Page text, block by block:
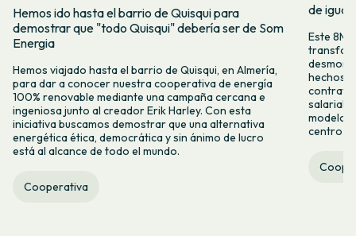
Hemos ido hasta el barrio de Quisqui para
demostrar que "todo Quisqui" debería ser de Som
Energia
Hemos viajado hasta el barrio de Quisqui, en Almería,
para dar a conocer nuestra cooperativa de energía
100% renovable mediante una campaña cercana e
ingeniosa junto al creador Erik Harley. Con esta
iniciativa buscamos demostrar que una alternativa
energética ética, democrática y sin ánimo de lucro
está al alcance de todo el mundo.
Cooperativa
de
Este 8M,
hechos y
salarial y
modelo
centro